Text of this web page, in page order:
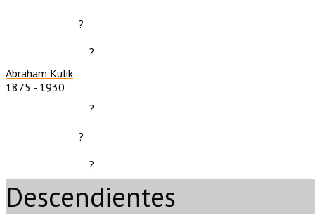
?
?
Abraham Kulik
1875 - 1930
?
?
?
Descendientes